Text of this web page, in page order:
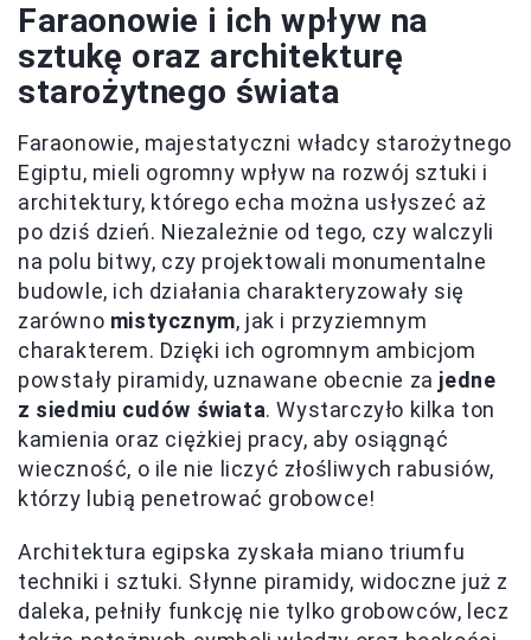
Faraonowie i ich wpływ na
sztukę oraz architekturę
starożytnego świata
Faraonowie, majestatyczni władcy starożytnego
Egiptu, mieli ogromny wpływ na rozwój sztuki i
architektury, którego echa można usłyszeć aż
po dziś dzień. Niezależnie od tego, czy walczyli
na polu bitwy, czy projektowali monumentalne
budowle, ich działania charakteryzowały się
zarówno mistycznym, jak i przyziemnym
charakterem. Dzięki ich ogromnym ambicjom
powstały piramidy, uznawane obecnie za jedne
z siedmiu cudów świata. Wystarczyło kilka ton
kamienia oraz ciężkiej pracy, aby osiągnąć
wieczność, o ile nie liczyć złośliwych rabusiów,
którzy lubią penetrować grobowce!
Architektura egipska zyskała miano triumfu
techniki i sztuki. Słynne piramidy, widoczne już z
daleka, pełniły funkcję nie tylko grobowców, lecz